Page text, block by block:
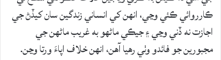
ڪارروائي ڪئي وڃي، انهن کي انساني زندگين سان کيڏڻ جي
اجازت نه ڏني وڃي ۽ جيڪي ماڻهو به غريب ماڻهن جي
مجبورين جو فائدو وٺي رهيا آهن، انهن خلاف اپاءَ ورتا وڃن.